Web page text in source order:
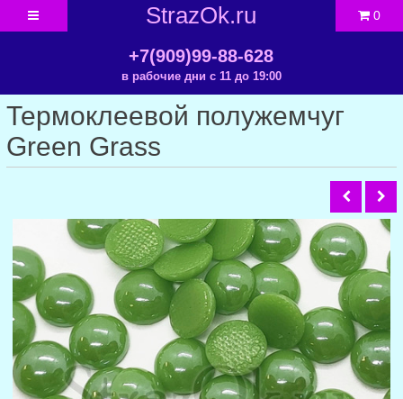
StrazOk.ru
+7(909)99-88-628
в рабочие дни с 11 до 19:00
0
Термоклеевой полужемчуг
Green Grass